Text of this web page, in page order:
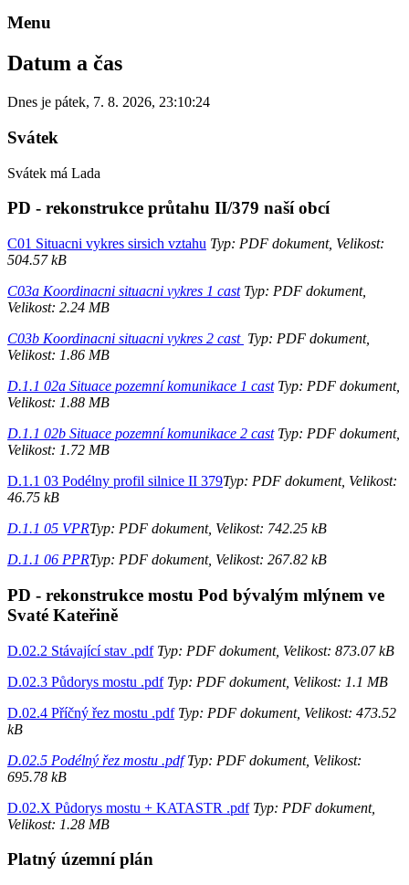
Menu
Datum a čas
Dnes je pátek, 7. 8. 2026, 23:10:24
Svátek
Svátek má Lada
PD - rekonstrukce průtahu II/379 naší obcí
C01 Situacni vykres sirsich vztahu Typ: PDF dokument, Velikost:
504.57 kB
C03a Koordinacni situacni vykres 1 castTyp: PDF dokument,
Velikost: 2.24 MB
C03b Koordinacni situacni vykres 2 cast Typ: PDF dokument,
Velikost: 1.86 MB
D.1.1 02a Situace pozemní komunikace 1 castTyp: PDF dokument,
Velikost: 1.88 MB
D.1.1 02b Situace pozemní komunikace 2 castTyp: PDF dokument,
Velikost: 1.72 MB
D.1.1 03 Podélny profil silnice II 379Typ: PDF dokument, Velikost:
46.75 kB
D.1.1 05 VPRTyp: PDF dokument, Velikost: 742.25 kB
D.1.1 06 PPRTyp: PDF dokument, Velikost: 267.82 kB
PD - rekonstrukce mostu Pod bývalým mlýnem ve
Svaté Kateřině
D.02.2 Stávající stav .pdfTyp: PDF dokument, Velikost: 873.07 kB
D.02.3 Půdorys mostu .pdfTyp: PDF dokument, Velikost: 1.1 MB
D.02.4 Příčný řez mostu .pdfTyp: PDF dokument, Velikost: 473.52
kB
D.02.5 Podélný řez mostu .pdfTyp: PDF dokument, Velikost:
695.78 kB
D.02.X Půdorys mostu + KATASTR .pdfTyp: PDF dokument,
Velikost: 1.28 MB
Platný územní plán